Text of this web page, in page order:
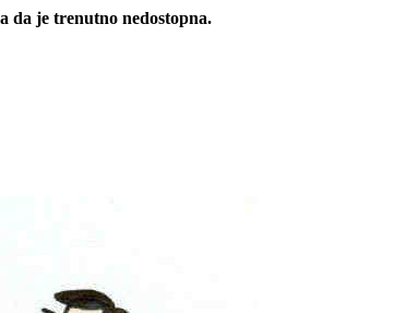
da je trenutno nedostopna.